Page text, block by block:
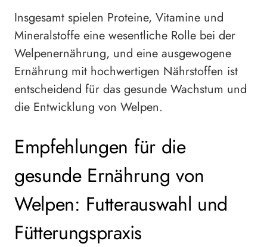
Insgesamt spielen Proteine, Vitamine und
Mineralstoffe eine wesentliche Rolle bei der
Welpenernährung, und eine ausgewogene
Ernährung mit hochwertigen Nährstoffen ist
entscheidend für das gesunde Wachstum und
die Entwicklung von Welpen.
Empfehlungen für die
gesunde Ernährung von
Welpen: Futterauswahl und
Fütterungspraxis